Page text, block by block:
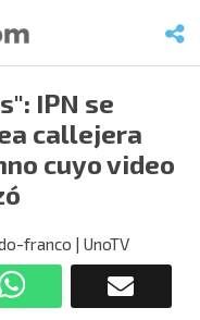
IPN se
callejera
cuyo video
franco | UnoTV